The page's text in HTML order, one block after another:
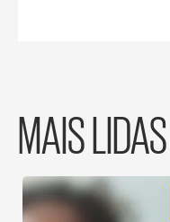
MAIS LIDAS